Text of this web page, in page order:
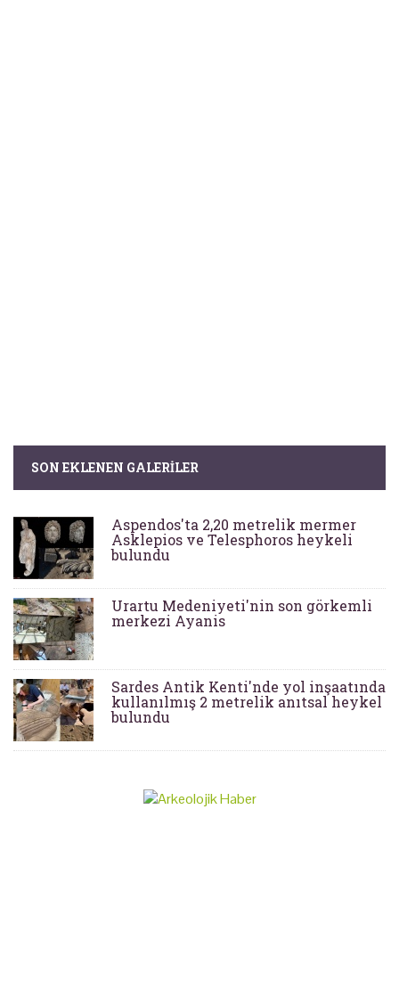
SON EKLENEN GALERILER
Aspendos'ta 2,20 metrelik mermer
Asklepios ve Telesphoros heykeli
bulundu
Urartu Medeniyeti'nin son görkemli
merkezi Ayanis
Sardes Antik Kenti'nde yol inşaatında
kullanılmış 2 metrelik anıtsal heykel
bulundu